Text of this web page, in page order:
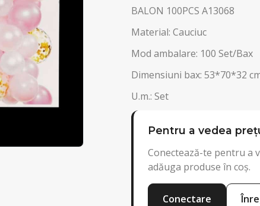
BALON 100PCS A13068
Material: Cauciuc
Mod ambalare: 100 Set/Bax
Dimensiuni bax: 53*70*32
U.m.: Set
Pentru a vedea
Conectează-te pentru a
adăuga produse în coș.
Conectare